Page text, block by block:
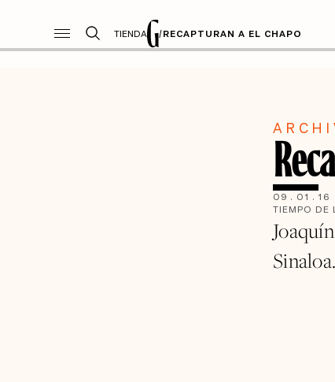
TIENDA /RECAPTURAN A EL CHAPO
09 . 01 . 16
TIEMPO DE
Sinaloa.